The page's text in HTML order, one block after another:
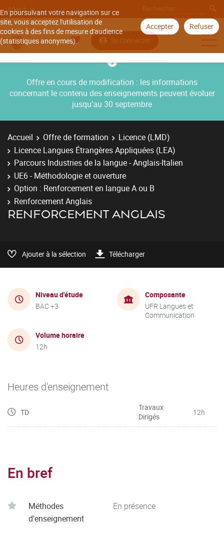
En poursuivant votre navigation sur ce
site, vous acceptez l'utilisation de
cookies à des fins de mesure d'audience
(statistiques anonymes).
Accepter Refuser
Aller à
Se connecter
Offre en cours de modification : les informations
concernant le contenu des enseignements peuvent évoluer
jusqu’au 30 septembre
Accueil Offre de formation
Licence (LMD)
Licence Langues Étrangères Appliquées (LEA)
Parcours Industries de la langue - Anglais-Italien
UE6 - Méthodologie et ouverture
Option : Renforcement en langue A ou B
Renforcement Anglais
RENFORCEMENT ANGLAIS
Ajouter à la sélection Télécharger
Niveau d'étude
BAC +3
Composante
UFR Langues et
Communication
Volume horaire
12h
Heures d'enseignement
TD
Travaux
Dirigés
12h
En bref
Méthodes
d'enseignement
En présence